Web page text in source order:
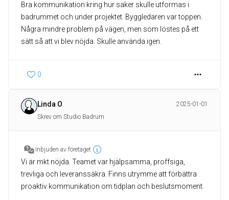
Bra kommunikation kring hur saker skulle utformas i
badrummet och under projektet. Byggledaren var toppen.
Några mindre problem på vägen, men som löstes på ett
sätt så att vi blev nöjda. Skulle använda igen.
0
Linda O
2025-01-01
Skrev om Studio Badrum
Inbjuden av företaget
Vi är mkt nöjda. Teamet var hjälpsamma, proffsiga,
trevliga och leveranssäkra. Finns utrymme att förbättra
proaktiv kommunikation om tidplan och beslutsmoment.